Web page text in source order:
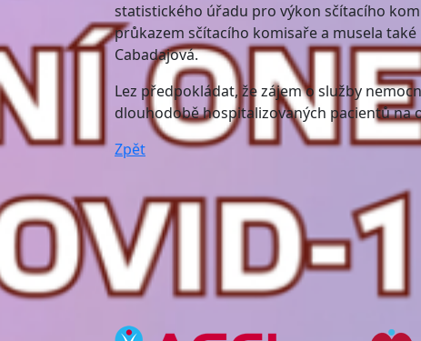
statistického úřadu pro výkon sčítacího
průkazem sčítacího komisaře a musela
Cabadajová.
Lez předpokládat, že zájem o služby
dlouhodobě hospitalizovaných pacientů na
Zpět